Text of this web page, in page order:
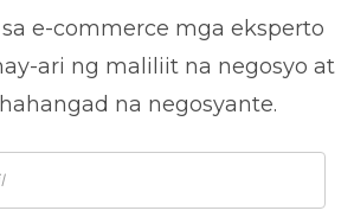
e-commerce mga eksperto
ari ng maliliit na negosyo at
na negosyante.